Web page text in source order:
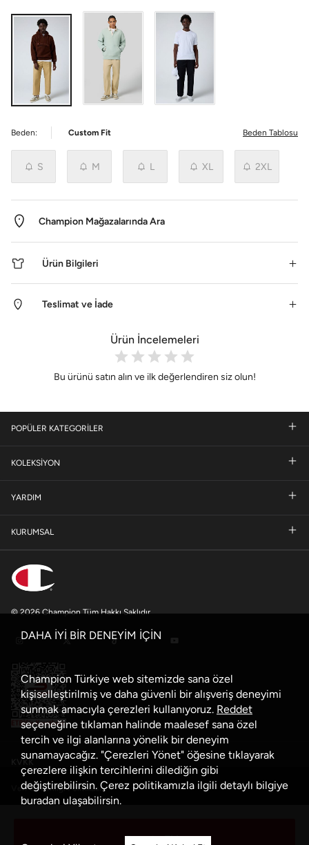
Beden: Custom Fit Beden Tablosu
S M L XL 2XL
Sepete Ekle
Champion Mağazalarında Ara
Ürün Bilgileri
Teslimat ve İade
Ürün İncelemeleri
Bu ürünü satın alın ve ilk değerlendiren siz olun!
POPÜLER KATEGORİLER
KOLEKSİYON
YARDIM
KURUMSAL
© 2026 Champion Tüm Hakkı Saklıdır
KVKK
Veri Güvenliği Politikası
DAHA İYİ BİR DENEYİM İÇİN
Champion Türkiye web sitemizde sana özel
kişiselleştirilmiş ve daha güvenli bir alışveriş deneyimi
sunmak amacıyla çerezleri kullanıyoruz. Reddet
seçeneğine tıklaman halinde maalesef sana özel
tercih ve ilgi alanlarına yönelik bir deneyim
sunamayacağız. "Çerezleri Yönet" öğesine tıklayarak
çerezlere ilişkin tercihlerini dilediğin gibi
değiştirebilirsin. Çerez politikamızla ilgili detaylı bilgiye
buradan ulaşabilirsin.